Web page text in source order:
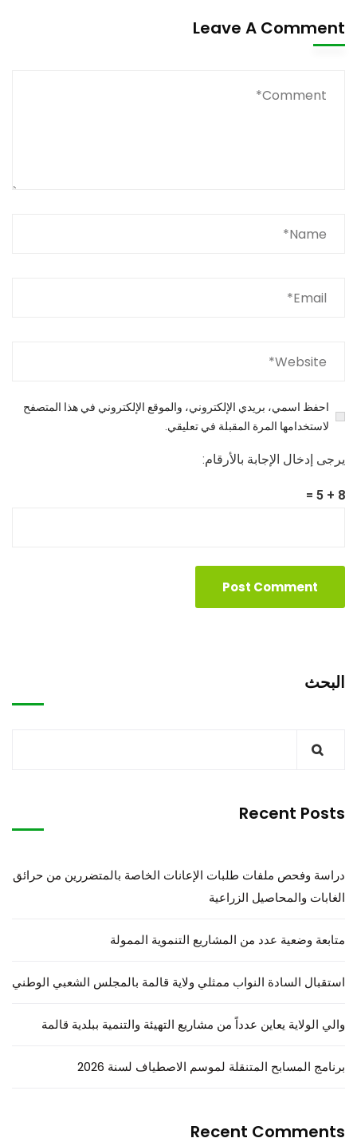
Leave A Comment
احفظ اسمي، بريدي الإلكتروني، والموقع الإلكتروني في هذا المتصفح
لاستخدامها المرة المقبلة في تعليقي.
يرجى إدخال الإجابة بالأرقام:
8 + 5 =
البحث
Recent Posts
دراسة وفحص ملفات طلبات الإعانات الخاصة بالمتضررين من حرائق
الغابات والمحاصيل الزراعية
متابعة وضعية عدد من المشاريع التنموية الممولة
استقبال السادة النواب ممثلي ولاية قالمة بالمجلس الشعبي الوطني
والي الولاية يعاين عدداً من مشاريع التهيئة والتنمية ببلدية قالمة
برنامج المسابح المتنقلة لموسم الاصطياف لسنة 2026
Recent Comments